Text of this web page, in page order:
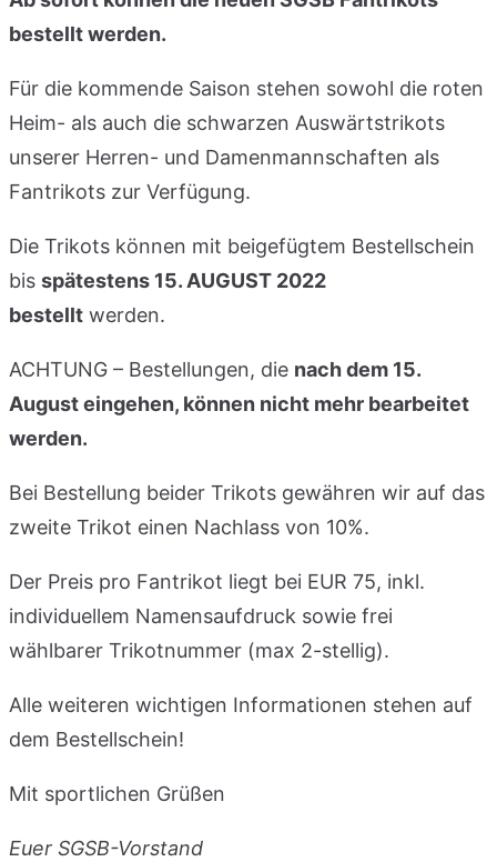
bestellt werden.
Für die kommende Saison stehen sowohl die roten
Heim- als auch die schwarzen Auswärtstrikots
unserer Herren- und Damenmannschaften als
Fantrikots zur Verfügung.
Die Trikots können mit beigefügtem Bestellschein
bis spätestens 15. AUGUST 2022
bestellt werden.
ACHTUNG – Bestellungen, die nach dem 15.
August eingehen, können nicht mehr bearbeitet
werden.
Bei Bestellung beider Trikots gewähren wir auf das
zweite Trikot einen Nachlass von 10%.
Der Preis pro Fantrikot liegt bei EUR 75, inkl.
individuellem Namensaufdruck sowie frei
wählbarer Trikotnummer (max 2-stellig).
Alle weiteren wichtigen Informationen stehen auf
dem Bestellschein!
Mit sportlichen Grüßen
Euer SGSB-Vorstand